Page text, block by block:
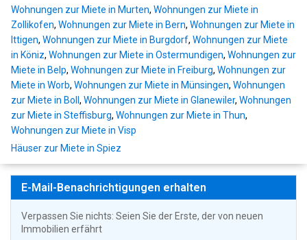
Wohnungen zur Miete in Murten, Wohnungen zur Miete in
Zollikofen, Wohnungen zur Miete in Bern, Wohnungen zur Miete in
Ittigen, Wohnungen zur Miete in Burgdorf, Wohnungen zur Miete
in Köniz, Wohnungen zur Miete in Ostermundigen, Wohnungen zur
Miete in Belp, Wohnungen zur Miete in Freiburg, Wohnungen zur
Miete in Worb, Wohnungen zur Miete in Münsingen, Wohnungen
zur Miete in Boll , Wohnungen zur Miete in Glanewiler, Wohnungen
zur Miete in Steffisburg, Wohnungen zur Miete in Thun,
Wohnungen zur Miete in Visp
Häuser zur Miete in Spiez
E-Mail-Benachrichtigungen erhalten
Verpassen Sie nichts: Seien Sie der Erste, der von neuen
Immobilien erfährt